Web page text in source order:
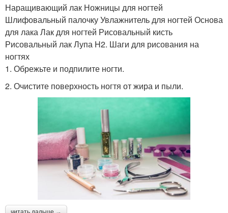
Наращивающий лак Ножницы для ногтей
Шлифовальный палочку Увлажнитель для ногтей Основа
для лака Лак для ногтей Рисовальный кисть
Рисовальный лак Лупа H2. Шаги для рисования на
ногтях
1. Обрежьте и подпилите ногти.
2. Очистите поверхность ногтя от жира и пыли.